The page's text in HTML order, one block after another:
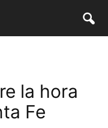
la hora
Fe